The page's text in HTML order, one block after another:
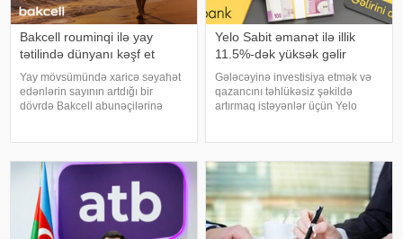
Bakcell rouminqi ilə yay
tətilində dünyanı kəşf et
Yay mövsümündə xaricə səyahət
edənlərin sayının artdığı bir
dövrdə Bakcell abunəçilərinə
təqdim edir. Səfərlər zamanı
abunəçiləri
Yelo Sabit əmanət ilə illik
11.5%-dək yüksək gəlir
Gələcəyinə investisiya etmək və
qazancını təhlükəsiz şəkildə
artırmaq istəyənlər üçün Yelo
müştərilərinə daha gəlirli şərtlər
təqdim edir